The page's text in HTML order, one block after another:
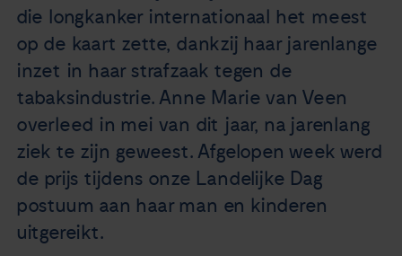
Over ons
Zorgverleners
Contact
die longkanker internationaal het meest
op de kaart zette, dankzij haar jarenlange
inzet in haar strafzaak tegen de
tabaksindustrie. Anne Marie van Veen
overleed in mei van dit jaar, na jarenlang
ziek te zijn geweest. Afgelopen week werd
de prijs tijdens onze Landelijke Dag
postuum aan haar man en kinderen
uitgereikt.